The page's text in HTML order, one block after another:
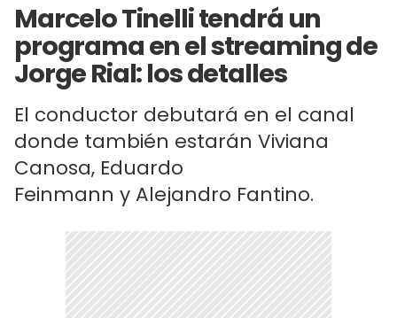
Marcelo Tinelli tendrá un
programa en el streaming de
Jorge Rial: los detalles
El conductor debutará en el canal
donde también estarán Viviana
Canosa, Eduardo
Feinmann y Alejandro Fantino.